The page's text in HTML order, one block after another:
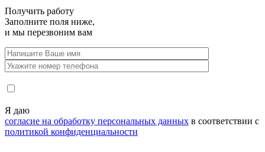
Получить работу
Заполните поля ниже,
и мы перезвоним вам
Я даю
согласие на обработку персональных данных в соответствии с
политикой конфиденциальности